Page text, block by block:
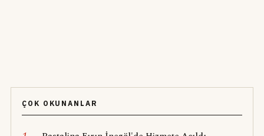
ÇOK OKUNANLAR